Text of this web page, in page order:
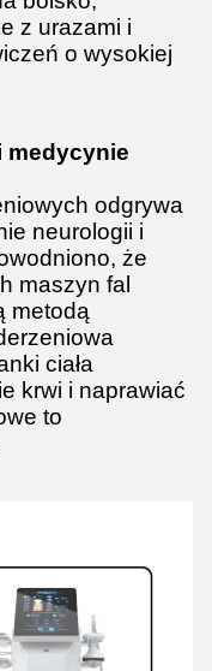
z urazami i
o wysokiej
medycynie
odgrywa
neurologii i
że
maszyn fal
metodą
ciała
krwi i naprawiać
to